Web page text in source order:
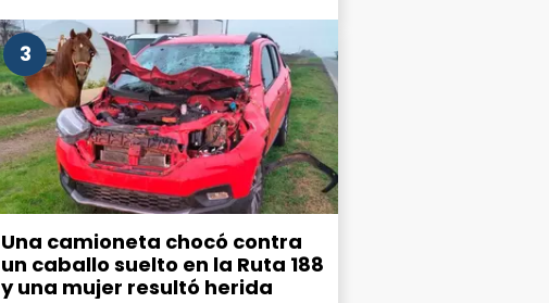
3
Una camioneta chocó contra
un caballo suelto en la Ruta 188
y una mujer resultó herida